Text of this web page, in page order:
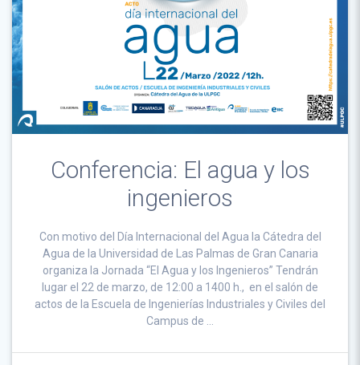
Conferencia: El agua y los
ingenieros
Con motivo del Día Internacional del Agua la Cátedra del
Agua de la Universidad de Las Palmas de Gran Canaria
organiza la Jornada “El Agua y los Ingenieros” Tendrán
lugar el 22 de marzo, de 12:00 a 1400 h., en el salón de
actos de la Escuela de Ingenierías Industriales y Civiles del
Campus de …